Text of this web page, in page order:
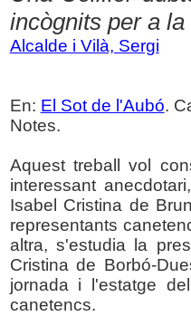
incògnits per a
Alcalde i Vilà, Sergi
En: El Sot de l'Aubó.
Notes.
Aquest treball vol
interessant
Isabel Cristina de
representants
altra, s'estudia la
Cristina de Borbó-
jornada i l'estatge
canetencs.